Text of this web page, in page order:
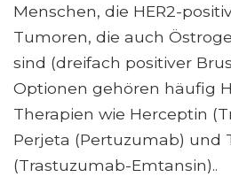
Menschen, die HER2-
Tumoren, die auch
sind (dreifach positiver
Optionen gehören häufig
Therapien wie Herceptin
Perjeta (Pertuzumab) und
(Trastuzumab-Emtansin)..